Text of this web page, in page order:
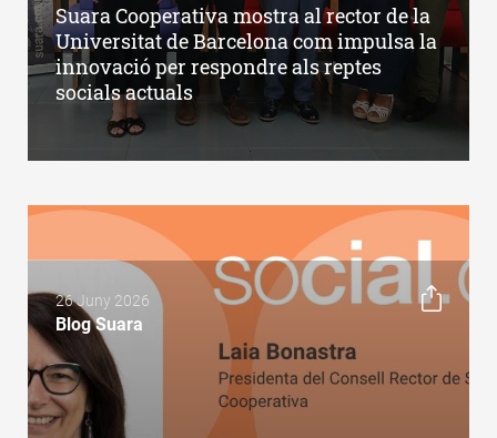
Suara Cooperativa mostra al rector de la
Universitat de Barcelona com impulsa la
innovació per respondre als reptes
socials actuals
26 Juny 2026
Blog Suara